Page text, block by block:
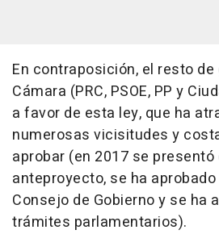
En contraposición, el resto de
Cámara (PRC, PSOE, PP y
a favor de esta ley, que ha
numerosas vicisitudes y
aprobar (en 2017 se
anteproyecto, se ha
Consejo de Gobierno y se ha
trámites parlamentarios).